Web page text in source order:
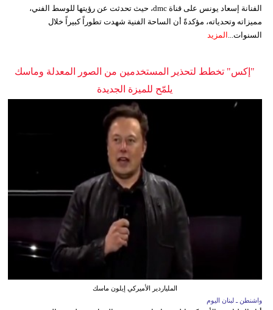
الفنانة إسعاد يونس على قناة dmc، حيث تحدثت عن رؤيتها للوسط الفني،
مميزاته وتحدياته، مؤكدةً أن الساحة الفنية شهدت تطوراً كبيراً خلال
السنوات... المزيد
"إكس" تخطط لتحذير المستخدمين من الصور المعدلة وماسك
يلمّح للميزة الجديدة
الملياردير الأميركي إيلون ماسك
واشنطن ـ لبنان اليوم